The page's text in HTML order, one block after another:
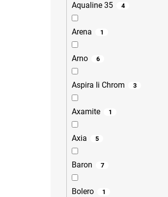
Aqualine 35 4
Arena 1
Arno 6
Aspira Ii Chrom 3
Axamite 1
Axia 5
Baron 7
Bolero 1